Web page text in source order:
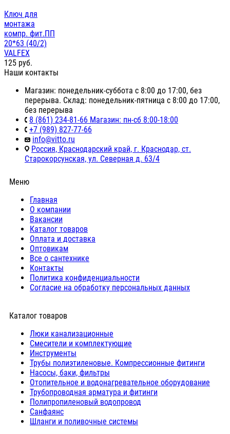
Ключ для
монтажа
компр. фит.ПП
20*63 (40/2)
VALFEX
125 руб.
Наши контакты
Магазин: понедельник-суббота с 8:00 до 17:00, без
перерыва. Склад: понедельник-пятница с 8:00 до 17:00,
без перерыва
8 (861) 234-81-66 Магазин: пн-сб 8:00-18:00
+7 (989) 827-77-66
info@vitto.ru
Россия, Краснодарский край, г. Краснодар, ст.
Старокорсунская, ул. Северная д. 63/4
Меню
Главная
О компании
Вакансии
Каталог товаров
Оплата и доставка
Оптовикам
Все о сантехнике
Контакты
Политика конфиденциальности
Согласие на обработку персональных данных
Каталог товаров
Люки канализационные
Cмесители и комплектующие
Инструменты
Трубы полиэтиленовые. Компрессионные фитинги
Насосы, баки, фильтры
Отопительное и водонагревательное оборудование
Трубопроводная арматура и фитинги
Полипропиленовый водопровод
Санфаянс
Шланги и поливочные системы